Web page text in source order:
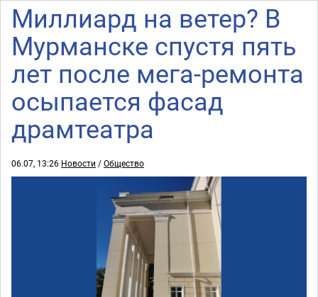
Миллиард на ветер? В
Мурманске спустя пять
лет после мега-ремонта
осыпается фасад
драмтеатра
06.07, 13:26 Новости /Общество